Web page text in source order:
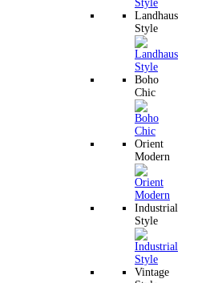
Landhaus
Style
Boho
Chic
Orient
Modern
Industrial
Style
Vintage